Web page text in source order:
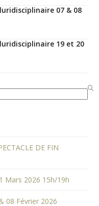
07 & 08
19 et 20
DE FIN
Mars 2026 15h/19h
08 Février 2026